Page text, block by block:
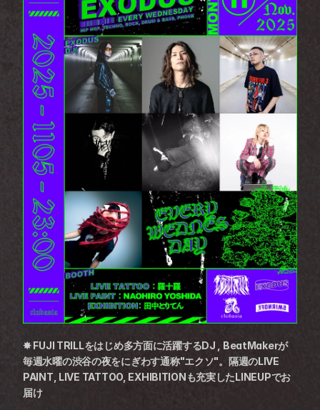
✸ FUJI TRILLをはじめ多方面に活躍するDJ , BeatMakerが
毎週水曜の渋谷の夜をにぎわす通称"エクソ"。隔週のLIVE
PAINT, LIVE TATTOO, EXHIBITIONも充実したLINEUPでお
届け